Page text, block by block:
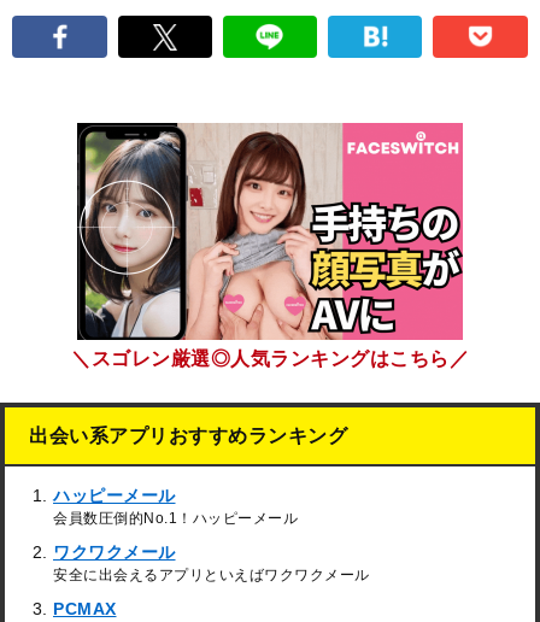
＼スゴレン厳選◎人気ランキングはこちら／
出会い系アプリおすすめランキング
ハッピーメール
会員数圧倒的No.1！ハッピーメール
ワクワクメール
安全に出会えるアプリといえばワクワクメール
PCMAX